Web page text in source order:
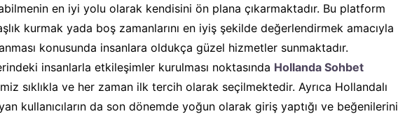
en iyi yolu olarak kendisini ön plana çıkarmaktadır. Bu platform
kurmak yada boş zamanlarını en iyiş şekilde değerlendirmek amacıyla
konusunda insanlara oldukça güzel hizmetler sunmaktadır.
insanlarla etkileşimler kurulması noktasında Hollanda Sohbet
sıklıkla ve her zaman ilk tercih olarak seçilmektedir. Ayrıca Hollandalı
kullanıcıların da son dönemde yoğun olarak giriş yaptığı ve beğenilerini